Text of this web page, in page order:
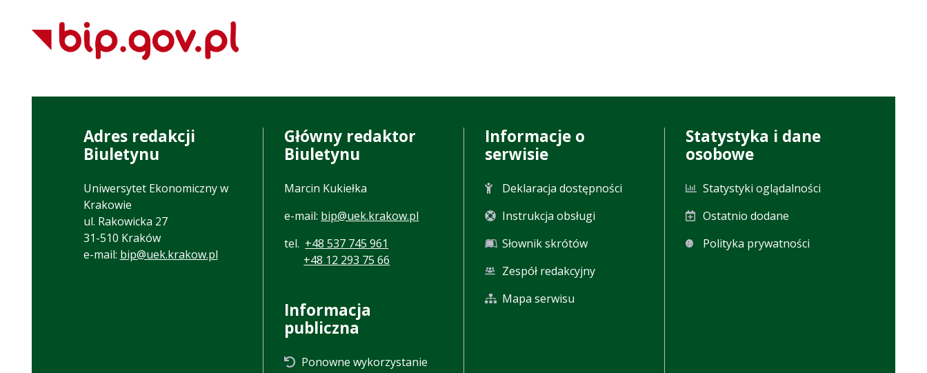
Adres redakcji
Biuletynu
Uniwersytet Ekonomiczny w
Krakowie
ul. Rakowicka 27
31-510 Kraków
e-mail: bip@uek.krakow.pl
Główny redaktor
Biuletynu
Marcin Kukiełka
e-mail: bip@uek.krakow.pl
tel. +48 537 745 961
+48 12 293 75 66
Informacja
publiczna
Ponowne wykorzystanie
Informacje o
serwisie
Deklaracja dostępności
Instrukcja obsługi
Słownik skrótów
Zespół redakcyjny
Mapa serwisu
Statystyka i dane
osobowe
Statystyki oglądalności
Ostatnio dodane
Polityka prywatności